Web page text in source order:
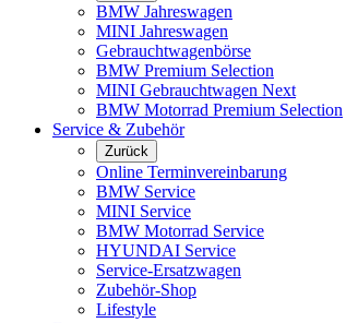
BMW Jahreswagen
MINI Jahreswagen
Gebrauchtwagenbörse
BMW Premium Selection
MINI Gebrauchtwagen Next
BMW Motorrad Premium Selection
Service & Zubehör
Zurück
Online Terminvereinbarung
BMW Service
MINI Service
BMW Motorrad Service
HYUNDAI Service
Service-Ersatzwagen
Zubehör-Shop
Lifestyle